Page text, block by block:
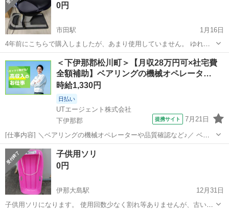
談のります。
0円
市田駅
1月16日
4年前にこちらで購入しましたが、あまり使用していません。 ゆれる
だけで、燃焼ボディ ・シートが前後に傾斜して、痩せたい所を集中シ
ェイプ ・８の字動作で、カラダに無理なくシェイプ 品番・EU6442 電
源・AC100V 本体重...
下伊那郡 市田駅 フィットネス、トレーニング
JOBA
＜下伊那郡松川町＞【月収28万円可×社宅費
全額補助】ベアリングの機械オペレータ…
時給1,330円
日払い
UTエージェント株式会社
下伊那郡
提携サイト 7月21日
[仕事内容] ＼ベアリングの機械オペレーターや品質確認など♪／ ベア
リングとは… 回転する軸を支え、摩擦を減らして 機械の滑らかな動き
を実現する部品のことです。 ＜具体的には…＞ ベアリング(1㎝程)を
削る機械オペレータ...
長野 下伊那郡 工場
子供用ソリ
0円
伊那大島駅
12月31日
子供用ソリになります。 使用回数少なく割れ等ありませんが、古いも